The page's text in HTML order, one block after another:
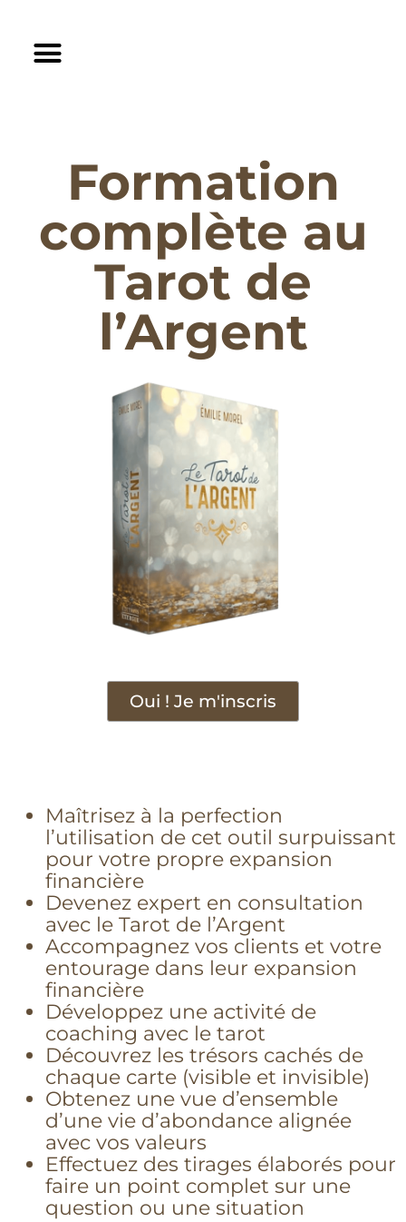
Formation
complète au
Tarot de
l’Argent
Oui ! Je m'inscris
Maîtrisez à la perfection
l’utilisation de cet outil surpuissant
pour votre propre expansion
financière
Devenez expert en consultation
avec le Tarot de l’Argent
Accompagnez vos clients et votre
entourage dans leur expansion
financière
Développez une activité de
coaching avec le tarot
Découvrez les trésors cachés de
chaque carte (visible et invisible)
Obtenez une vue d’ensemble
d’une vie d’abondance alignée
avec vos valeurs
Effectuez des tirages élaborés pour
faire un point complet sur une
question ou une situation